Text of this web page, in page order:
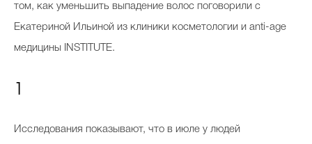
том, как уменьшить выпадение волос поговорили с
Екатериной Ильиной из клиники косметологии и anti-age
медицины INSTITUTE.
Исследования показывают, что в июле у людей